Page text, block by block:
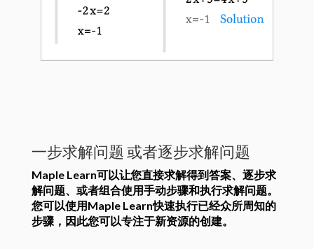
一步求解问题或者逐步求解问题
Maple Learn可以让您直接求解得到答案、逐步求
解问题、或者组合使用手动步骤和执行求解问题。
您可以使用Maple Learn快速执行已经众所周知的
步骤，因此您可以专注于新资源的创建。